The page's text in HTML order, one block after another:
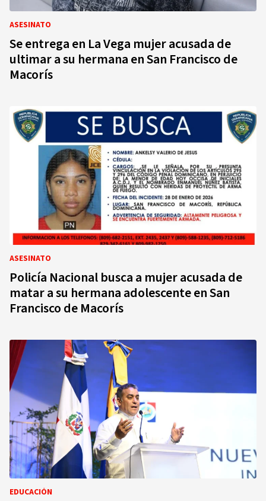
ASESINATO
Se entrega en La Vega mujer acusada de
ultimar a su hermana en San Francisco de
Macorís
ASESINATO
Policía Nacional busca a mujer acusada de
matar a su hermana adolescente en San
Francisco de Macorís
EDUCACIÓN